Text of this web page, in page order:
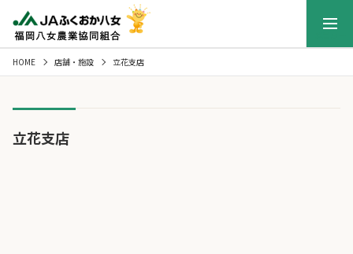
HOME 店舗・施設 立花支店
立花支店